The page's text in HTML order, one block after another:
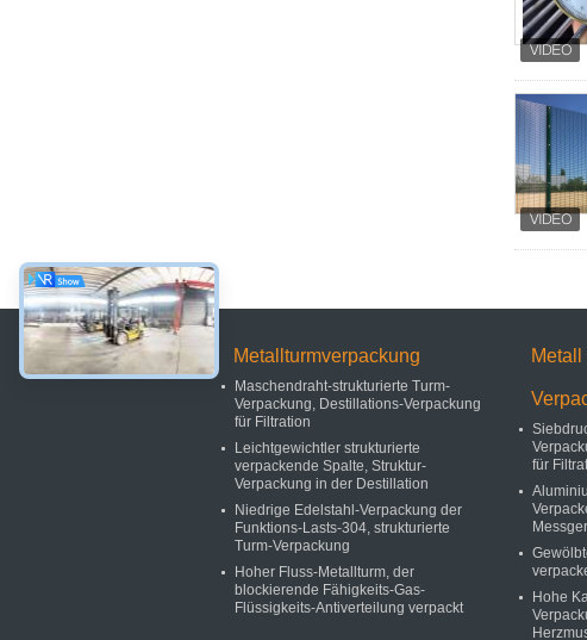
Metallturmverpackung
Maschendraht-strukturierte Turm-
Verpackung, Destillations-Verpackung
für Filtration
Leichtgewichtler strukturierte
verpackende Spalte, Struktur-
Verpackung in der Destillation
Niedrige Edelstahl-Verpackung der
Funktions-Lasts-304, strukturierte
Turm-Verpackung
Hoher Fluss-Metallturm, der
blockierende Fähigkeits-Gas-
Flüssigkeits-Antiverteilung verpackt
Metall
für
Hohe